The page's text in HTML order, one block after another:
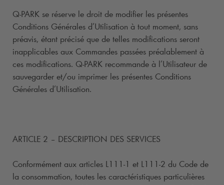
Q-PARK se réserve le droit de modifier les présentes
Conditions Générales d’Utilisation à tout moment, sans
préavis, étant précisé que de telles modifications seront
inapplicables aux Commandes passées préalablement à
ces modifications. Q-PARK recommande à l’Utilisateur de
sauvegarder et/ou imprimer les présentes Conditions
Générales d’Utilisation.
ARTICLE 2 – DESCRIPTION DES SERVICES
Conformément aux articles L111-1 et L111-2 du Code de
la consommation, toutes les caractéristiques particulières